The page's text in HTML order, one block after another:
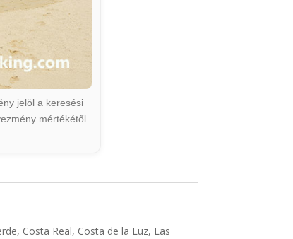
jelöl a keresési
mértékétől
Costa Real, Costa de la Luz, Las